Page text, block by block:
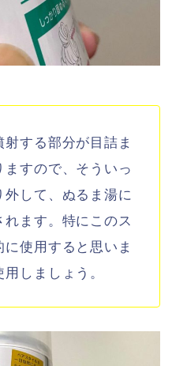
する部分が目詰ま
ますので、そういっ
して、ぬるま湯に
ます。特にこのス
使用すると思いま
しましょう。